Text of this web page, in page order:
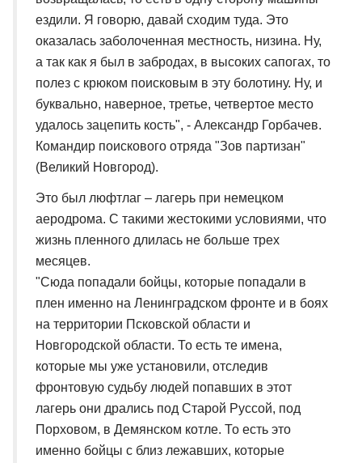
ездили. Я говорю, давай сходим туда. Это
оказалась заболоченная местность, низина. Ну,
а так как я был в забродах, в высоких сапогах, то
полез с крюком поисковым в эту болотину. Ну, и
буквально, наверное, третье, четвертое место
удалось зацепить кость", - Александр Горбачев.
Командир поискового отряда "Зов партизан"
(Великий Новгород).
Это был люфтлаг – лагерь при немецком
аеродрома. С такими жестокими условиями, что
жизнь пленного длилась не больше трех
месяцев.
"Сюда попадали бойцы, которые попадали в
плен именно на Ленинградском фронте и в боях
на территории Псковской области и
Новгородской области. То есть те имена,
которые мы уже установили, отследив
фронтовую судьбу людей попавших в этот
лагерь они дрались под Старой Руссой, под
Порховом, в Демянском котле. То есть это
именно бойцы с близ лежавших, которые